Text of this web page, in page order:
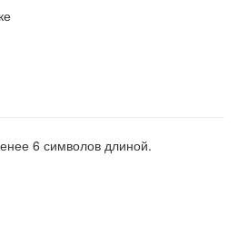
6 символов длиной.